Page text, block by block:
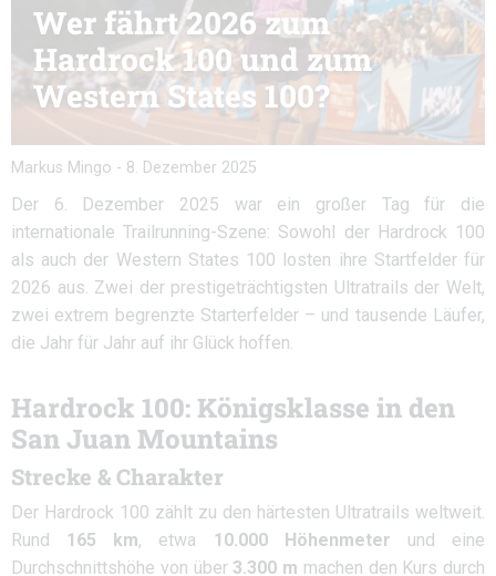
Wer fährt 2026 zum
Hardrock 100 und zum
Western States 100?
Markus Mingo - 8. Dezember 2025
Der 6. Dezember 2025 war ein großer Tag für die
internationale Trailrunning-Szene: Sowohl der Hardrock 100
als auch der Western States 100 losten ihre Startfelder für
2026 aus. Zwei der prestigeträchtigsten Ultratrails der Welt,
zwei extrem begrenzte Starterfelder – und tausende Läufer,
die Jahr für Jahr auf ihr Glück hoffen.
Hardrock 100: Königsklasse in den
San Juan Mountains
Strecke & Charakter
Der Hardrock 100 zählt zu den härtesten Ultratrails weltweit.
Rund 165 km, etwa 10.000 Höhenmeter und eine
Durchschnittshöhe von über 3.300 m machen den Kurs durch